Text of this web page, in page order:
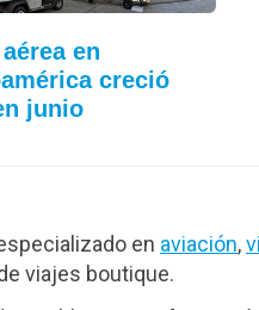
en
creció
junio
en aviación,
viajes boutique.